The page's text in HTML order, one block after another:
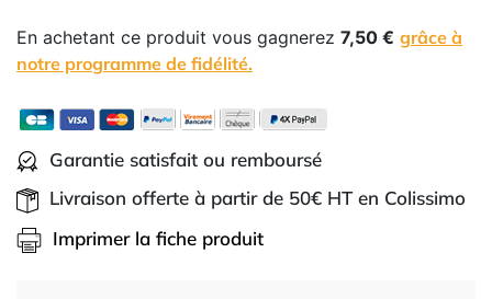
En achetant ce produit vous gagnerez 7,50 € grâce à
notre programme de fidélité.
Garantie satisfait ou remboursé
Livraison offerte à partir de 50€ HT en Colissimo
Imprimer la fiche produit